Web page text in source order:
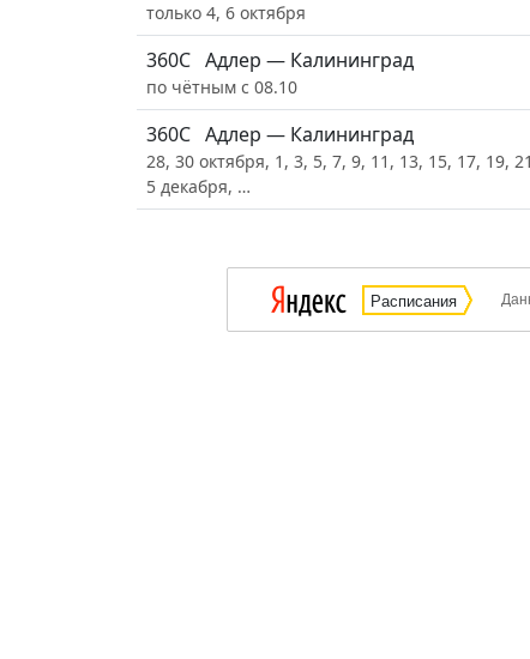
только 4, 6 октября
360С Адлер — Калининград
по чётным с 08.10
360С Адлер — Калининград
28, 30 октября, 1, 3, 5, 7, 9, 11, 13, 15, 17, 19,
5 декабря, …
Расписания